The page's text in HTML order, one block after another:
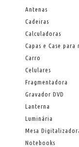
Antenas
Cadeiras
Calculadoras
Capas e Case
Carro
Celulares
Fragmentadora
Gravador DVD
Lanterna
Luminária
Mesa
Notebooks